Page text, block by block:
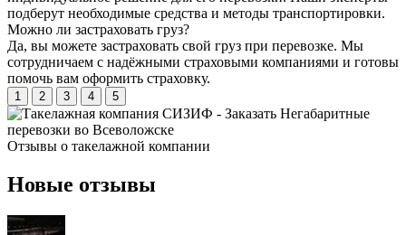
подберут необходимые средства и методы транспортировки.
Можно ли застраховать груз?
Да, вы можете застраховать свой груз при перевозке. Мы
сотрудничаем с надёжными страховыми компаниями и готовы
помочь вам оформить страховку.
1 2 3 4 5
Отзывы о такелажной компании
Новые отзывы